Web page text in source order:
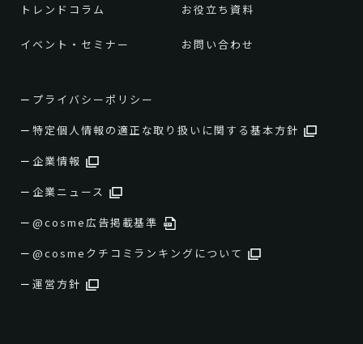
トレンドコラム
イベント・セミナー
お役立ち資料
お問い合わせ
プライバシーポリシー
特定個人情報の適正な取り扱いに関する基本方針
企業情報
企業ニュース
@cosme広告掲載基準
@cosmeクチコミランキングについて
運営方針